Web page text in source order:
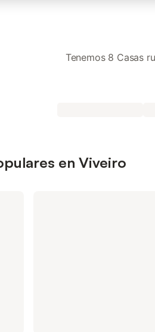
Tenemos 8 Casas
en Viveiro